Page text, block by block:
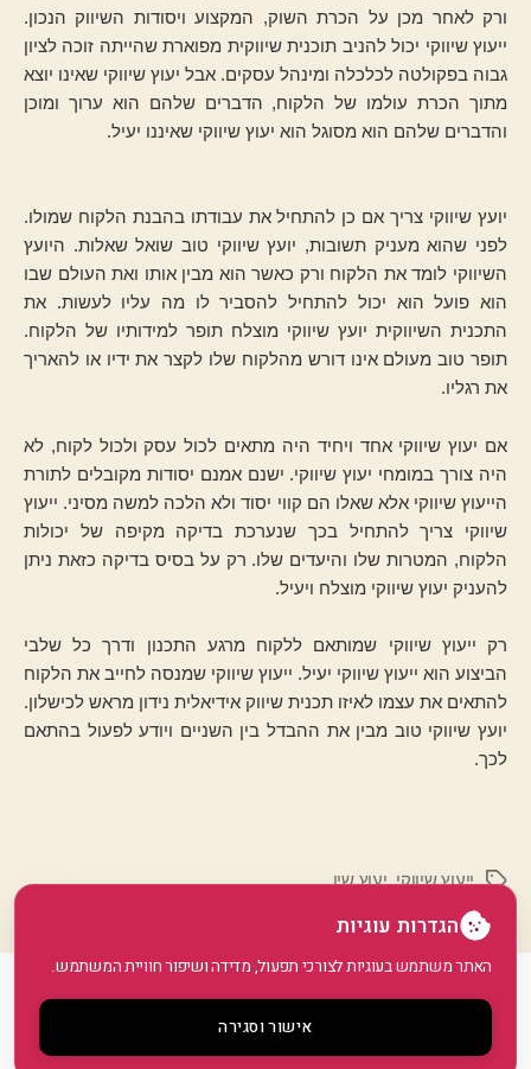
ורק לאחר מכן על הכרת השוק, המקצוע ויסודות השיווק הנכון.
ייעוץ שיווקי יכול להניב תוכנית שיווקית מפוארת שהייתה זוכה לציון
גבוה בפקולטה לכלכלה ומינהל עסקים. אבל יעוץ שיווקי שאינו יוצא
מתוך הכרת עולמו של הלקוח, הדברים שלהם הוא ערוך ומוכן
והדברים שלהם הוא מסוגל הוא יעוץ שיווקי שאיננו יעיל.
יועץ שיווקי צריך אם כן להתחיל את עבודתו בהבנת הלקוח שמולו.
לפני שהוא מעניק תשובות, יועץ שיווקי טוב שואל שאלות. היועץ
השיווקי לומד את הלקוח ורק כאשר הוא מבין אותו ואת העולם שבו
הוא פועל הוא יכול להתחיל להסביר לו מה עליו לעשות. את
התכנית השיווקית יועץ שיווקי מוצלח תופר למידותיו של הלקוח.
תופר טוב מעולם אינו דורש מהלקוח שלו לקצר את ידיו או להאריך
את רגליו.
אם יעוץ שיווקי אחד ויחיד היה מתאים לכול עסק ולכול לקוח, לא
היה צורך במומחי יעוץ שיווקי. ישנם אמנם יסודות מקובלים לתורת
הייעוץ שיווקי אלא שאלו הם קווי יסוד ולא הלכה למשה מסיני. ייעוץ
שיווקי צריך להתחיל בכך שנערכת בדיקה מקיפה של יכולות
הלקוח, המטרות שלו והיעדים שלו. רק על בסיס בדיקה כזאת ניתן
להעניק יעוץ שיווקי מוצלח ויעיל.
רק ייעוץ שיווקי שמותאם ללקוח מרגע התכנון ודרך כל שלבי
הביצוע הוא ייעוץ שיווקי יעיל. ייעוץ שיווקי שמנסה לחייב את הלקוח
להתאים את עצמו לאיזו תכנית שיווק אידיאלית נידון מראש לכישלון.
יועץ שיווקי טוב מבין את ההבדל בין השניים ויודע לפעול בהתאם
לכך.
תגיותייעוץ שיווקי,יעוץ שיו
© 2026
GoArticle
מדיניות פרטיות
למעלה
הגדרות עוגיות
האתר משתמש בעוגיות לצורכי תפעול, מדידה ושיפור חוויית המשתמש.
אישור וסגירה